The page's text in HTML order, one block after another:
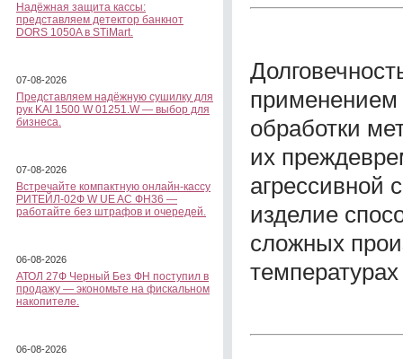
Надёжная защита кассы:
представляем детектор банкнот
DORS 1050A в STiMart.
07-08-2026
Представляем надёжную сушилку для
рук KAI 1500 W 01251.W — выбор для
бизнеса.
07-08-2026
Встречайте компактную онлайн-кассу
РИТЕЙЛ-02Ф W UE AC ФН36 —
работайте без штрафов и очередей.
06-08-2026
АТОЛ 27Ф Черный Без ФН поступил в
продажу — экономьте на фискальном
накопителе.
06-08-2026
применением
обработки
их
агрессивной
изделие
сложных